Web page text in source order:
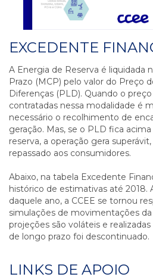
EXCEDENTE
A Energia de Reserva é liquidada
Prazo (MCP) pelo valor do Preço
Diferenças (PLD). Quando o
contratadas nessa modalidade é
necessário o recolhimento de
geração. Mas, se o PLD fica
reserva, a operação gera
repassado aos consumidores.
Abaixo, na tabela Excedente
histórico de estimativas até 2018.
daquele ano, a CCEE se tornou
simulações de movimentações
projeções são voláteis e
de longo prazo foi descontinuado.
LINKS DE APOIO